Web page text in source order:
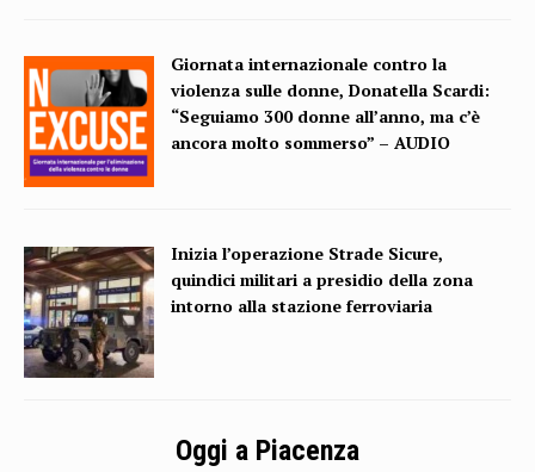
Giornata internazionale contro la
violenza sulle donne, Donatella Scardi:
“Seguiamo 300 donne all’anno, ma c’è
ancora molto sommerso” – AUDIO
Inizia l’operazione Strade Sicure,
quindici militari a presidio della zona
intorno alla stazione ferroviaria
Oggi a Piacenza